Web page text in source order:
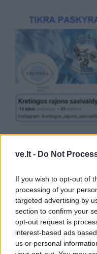
ve.lt - Do Not
If you wish to opt-out of
processing of your
targeted advertising by
section to confirm your
opt-out request is
interest-based ads
us or personal
Ragina
Kretingos rajono